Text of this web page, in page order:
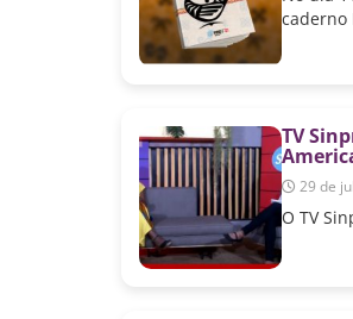
caderno
TV
29 de
O TV